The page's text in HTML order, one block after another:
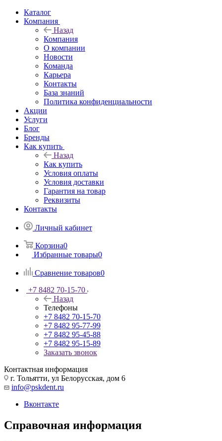
Каталог
Компания
Назад
Компания
О компании
Новости
Команда
Карьера
Контакты
База знаний
Политика конфиденциальности
Акции
Услуги
Блог
Бренды
Как купить
Назад
Как купить
Условия оплаты
Условия доставки
Гарантия на товар
Реквизиты
Контакты
Личный кабинет
Корзина0
Избранные товары0
Сравнение товаров0
+7 8482 70-15-70
Назад
Телефоны
+7 8482 70-15-70
+7 8482 95-77-99
+7 8482 95-45-88
+7 8482 95-15-89
Заказать звонок
Контактная информация
г. Тольятти, ул Белорусская, дом 6
info@pskdent.ru
Вконтакте
Справочная информация